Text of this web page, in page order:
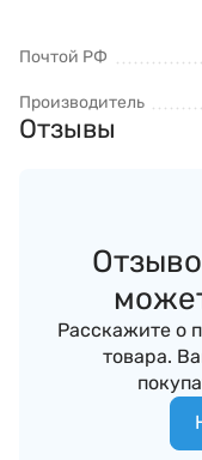
Почтой РФ
Производитель
Отзывы
Расскажите о
товара.